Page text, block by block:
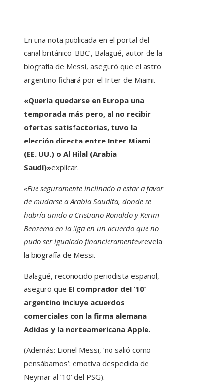
En una nota publicada en el portal del
canal británico ‘BBC’, Balagué, autor de la
biografía de Messi, aseguró que el astro
argentino fichará por el Inter de Miami.
«Quería quedarse en Europa una
temporada más pero, al no recibir
ofertas satisfactorias, tuvo la
elección directa entre Inter Miami
(EE. UU.) o Al Hilal (Arabia
Saudí)»explicar.
«Fue seguramente inclinado a estar a favor
de mudarse a Arabia Saudita, donde se
habría unido a Cristiano Ronaldo y Karim
Benzema en la liga en un acuerdo que no
pudo ser igualado financieramente»revela
la biografía de Messi.
Balagué, reconocido periodista español,
aseguró que El comprador del ’10’
argentino incluye acuerdos
comerciales con la firma alemana
Adidas y la norteamericana Apple.
(Además: Lionel Messi, ‘no salió como
pensábamos’: emotiva despedida de
Neymar al ’10’ del PSG).